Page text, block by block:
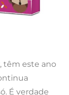
, têm este ano
É verdade